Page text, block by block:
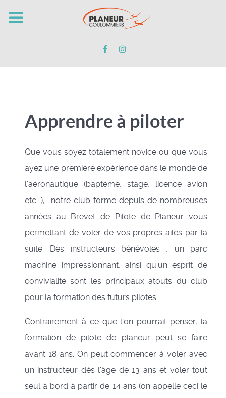
Apprendre à piloter
Que vous soyez totalement novice ou que vous
ayez une première expérience dans le monde de
l'aéronautique (baptème, stage, licence avion
etc...), notre club forme depuis de nombreuses
années au Brevet de Pilote de Planeur vous
permettant de voler de vos propres ailes par la
suite. Des instructeurs bénévoles , un parc
machine impressionnant, ainsi qu'un esprit de
convivialité sont les principaux atouts du club
pour la formation des futurs pilotes.
Contrairement à ce que l'on pourrait penser, la
formation de pilote de planeur peut se faire
avant 18 ans. On peut commencer à voler avec
un instructeur dès l'âge de 13 ans et voler tout
seul à bord à partir de 14 ans (on appelle ceci le